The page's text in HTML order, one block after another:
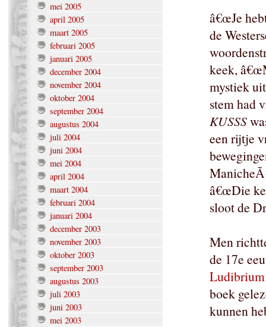
mei 2005
april 2005
maart 2005
februari 2005
januari 2005
december 2004
november 2004
oktober 2004
september 2004
augustus 2004
juli 2004
juni 2004
mei 2004
april 2004
maart 2004
februari 2004
januari 2004
december 2003
november 2003
oktober 2003
september 2003
augustus 2003
juli 2003
juni 2003
mei 2003
â€œJe
de
keek,
mystiek
stem had
KUSSS
een rijtje
â€œDie
sloot de
Men
de 17e
Ludibrium
boek
kunnen